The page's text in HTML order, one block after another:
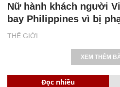
THẾ GIỚI
Nữ hành khách người
bay Philippines vì bị
XEM THÊM
Đọc nhiều